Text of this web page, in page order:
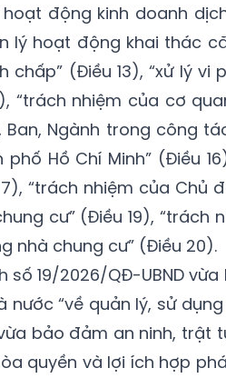
hoạt động kinh doanh
lý hoạt động khai thác
chấp” (Điều 13), “xử lý
“trách nhiệm của cơ
Ban, Ngành trong công
Hồ Chí Minh” (Điều
“trách nhiệm của Chủ
cư” (Điều 19), “trách
nhà chung cư” (Điều 20).
số 19/2026/QĐ-UBND
“về quản lý, sử
bảo đảm an ninh, trật
quyền và lợi ích hợp